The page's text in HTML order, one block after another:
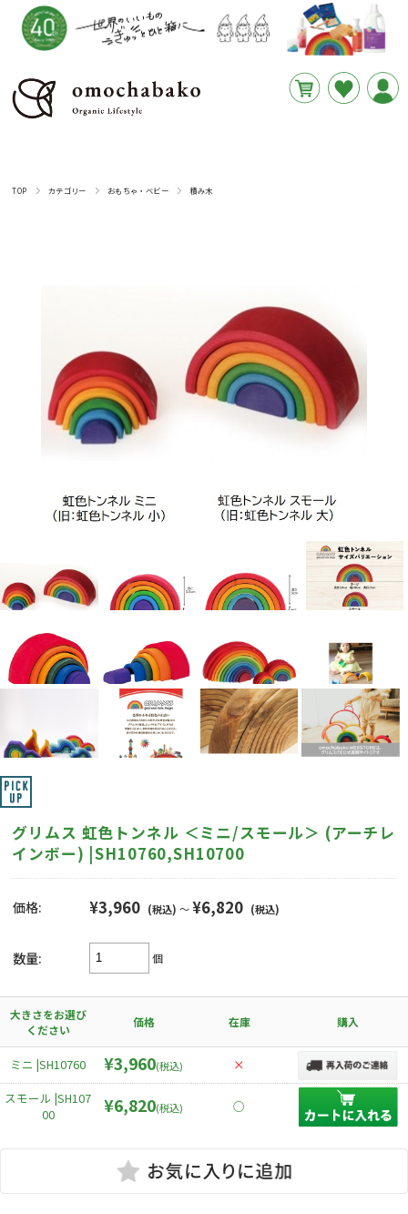
TOP カテゴリー おもちゃ・ベビー 積み木
グリムス 虹色トンネル ＜ミニ/スモール＞ (アーチレ
インボー) |SH10760,SH10700
価格: ¥3,960 (税込) ～ ¥6,820 (税込)
数量: 個
大きさをお選び
ください
価格 在庫 購入
ミニ |SH10760 ¥3,960(税込)
×
スモール |SH107
00
¥6,820(税込) ○